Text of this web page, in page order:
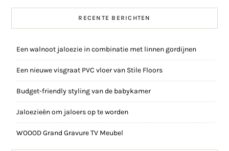
RECENTE BERICHTEN
Een walnoot jaloezie in combinatie met linnen gordijnen
Een nieuwe visgraat PVC vloer van Stile Floors
Budget-friendly styling van de babykamer
Jaloezieën om jaloers op te worden
WOOOD Grand Gravure TV Meubel